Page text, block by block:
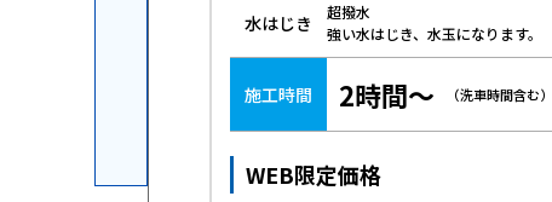
水はじき
超撥水
強い水はじき、水玉になります。
施工時間 2時間～ （洗車時間含む）
WEB限定価格